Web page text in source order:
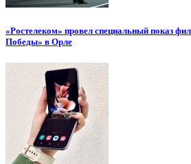
«Ростелеком» провел специальный показ
Победы» в Орле